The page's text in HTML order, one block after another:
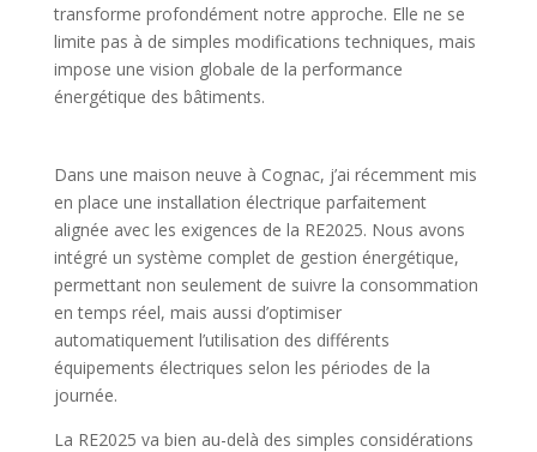
transforme profondément notre approche. Elle ne se
limite pas à de simples modifications techniques, mais
impose une vision globale de la performance
énergétique des bâtiments.
Dans une maison neuve à Cognac, j’ai récemment mis
en place une installation électrique parfaitement
alignée avec les exigences de la RE2025. Nous avons
intégré un système complet de gestion énergétique,
permettant non seulement de suivre la consommation
en temps réel, mais aussi d’optimiser
automatiquement l’utilisation des différents
équipements électriques selon les périodes de la
journée.
La RE2025 va bien au-delà des simples considérations